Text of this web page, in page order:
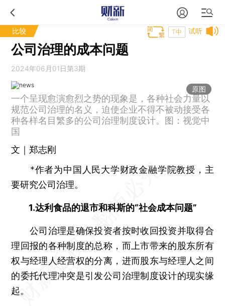
比较 试听
T中
公司治理的成本问题
2024年06月01日第3期
原图
一个呈现愈演愈烈之势的现象是，各种社会力量以
规范公司治理的名义，迫使企业不得不被动接受各
种各样名目繁多的公司治理制度设计。图：视觉中
国
文｜郑志刚
*作者为中国人民大学财政金融学院教授，主
要研究公司治理。
1.达利食品的退市和科斯的“社会成本问题”
公司治理是确保投资者按时收回投资并取得合
理回报的各种制度的总称，而上市带来的股东所有
权与经理人经营权的分离，进而股东与经理人之间
的委托代理冲突是引发公司治理制度设计的现实缘
起。